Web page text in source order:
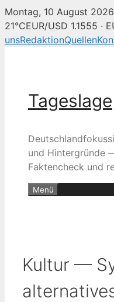
Montag, 10 August 2026
21°CEUR/USD 1.1555 ·
unsRedaktionQuellen
Tageslage
und Hintergründe
Faktencheck und
Menü
Kultur —